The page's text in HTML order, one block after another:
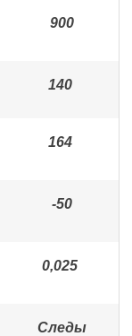
900
140
164
-50
0,025
Следы